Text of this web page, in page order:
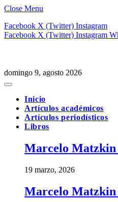
Close Menu
Facebook X (Twitter) Instagram
Facebook X (Twitter) Instagram
domingo 9, agosto 2026
Inicio
Artículos académicos
Artículos periodísticos
Libros
Marcelo
19 marzo, 2026
Marcelo